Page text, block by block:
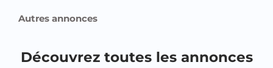
Autres annonces
Découvrez toutes les annonces